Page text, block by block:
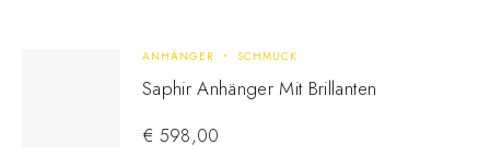
ANHÄNGER SCHMUCK
Saphir Anhänger Mit Brillanten
€ 598,00